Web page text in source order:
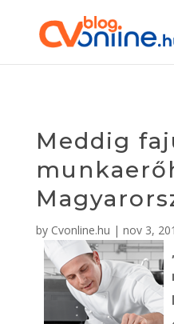
Meddig
by Cvonline.hu | nov 3,